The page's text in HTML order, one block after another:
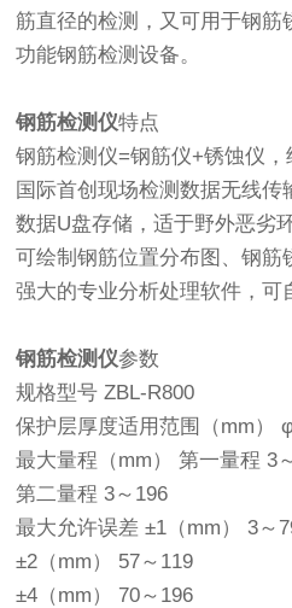
筋直径的检测，又可用于钢筋
功能钢筋检测设备。
钢筋检测仪特点
钢筋检测仪=钢筋仪+锈蚀仪，
国际首创现场检测数据无线传
数据U盘存储，适于野外恶劣
可绘制钢筋位置分布图、钢筋
强大的专业分析处理软件，可
钢筋检测仪参数
规格型号 ZBL-R800
保护层厚度适用范围（mm）
最大量程（mm） 第一量程 3
第二量程 3～196
最大允许误差 ±1（mm） 3～
±2（mm） 57～119
±4（mm） 70～196